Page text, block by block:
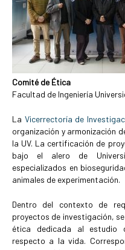
Comité de Ética
Facultad de Ingeniería
La Vicerrectoría de
organización y armonización
la UV. La certificación de
bajo el alero de
especializados en
animales de experimentación.
Dentro del contexto de
proyectos de investigación,
ética dedicada al estudio
respecto a la vida.